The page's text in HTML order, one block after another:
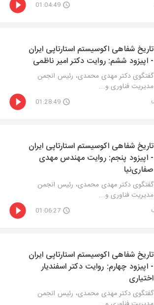
01:04:49
تاریخ شفاهی اکوسیستم استارتاپی ایران
- اپیزود ششم: روایت دکتر امیر ناظمی
گفتگوی دکتر مهدی محمدی، رئیس انجمن
مدیریت فناوری و...
01:28:49
تاریخ شفاهی اکوسیستم استارتاپی ایران
- اپیزود پنجم: روایت مهندس مهدی
صفاری‌نیا
گفتگوی دکتر مهدی محمدی، رئیس انجمن
مدیریت فناوری و...
01:06:27
تاریخ شفاهی اکوسیستم استارتاپی ایران
- اپیزود چهارم: روایت دکتر اسفندیار
اختیاری
گفتگوی دکتر مهدی محمدی، رئیس انجمن